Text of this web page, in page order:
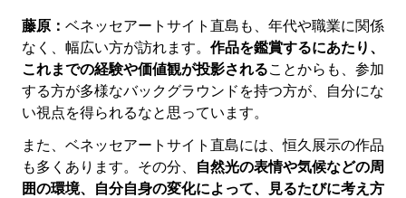
藤原： ベネッセアートサイト直島も、年代や職業に関係
なく、幅広い方が訪れます。 作品を鑑賞するにあたり、
これまでの経験や価値観が投影されることからも、参加
する方が多様なバックグラウンドを持つ方が、自分にな
い視点を得られるなと思っています。
また、ベネッセアートサイト直島には、恒久展示の作品
も多くあります。その分、
自然光の表情や気候などの周
囲の環境、自分自身の変化によって、見るたびに考え方